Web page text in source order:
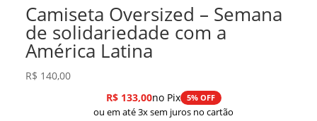
Camiseta Oversized – Semana
de solidariedade com a
América Latina
R$ 140,00
R$133,00no Pix 5% OFF
ou em até 3x sem juros no cartão